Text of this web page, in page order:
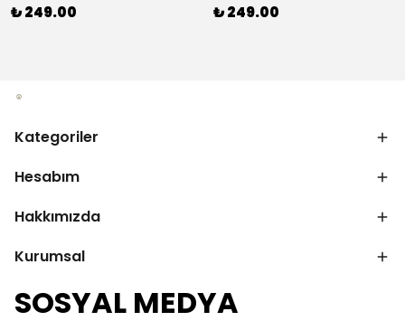
₺ 249.00 ₺ 249.00
Kategoriler
Hesabım
Hakkımızda
Kurumsal
SOSYAL MEDYA